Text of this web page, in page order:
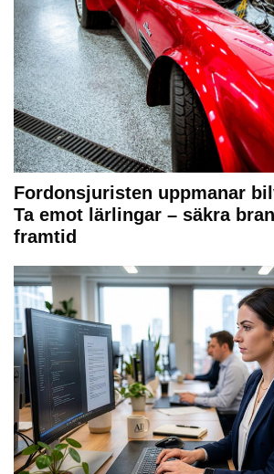
Fordonsjuristen uppmanar
Ta emot lärlingar – säkra
framtid